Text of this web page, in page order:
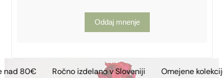
Oddaj mnenje
Ročno izdelano v Sloveniji Omejene kolekcije